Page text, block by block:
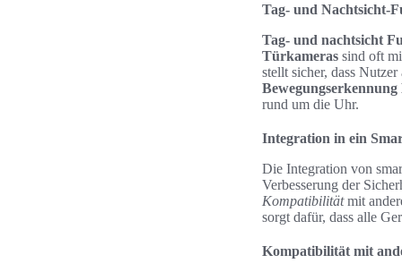
Tag- und Nachtsicht-
Tag- und nachtsicht
Türkameras sind oft
stellt sicher, dass
rund um die Uhr.
Integration in ein
Die Integration von
Verbesserung der
Kompatibilitätmit
sorgt dafür, dass alle
Kompatibilität mit